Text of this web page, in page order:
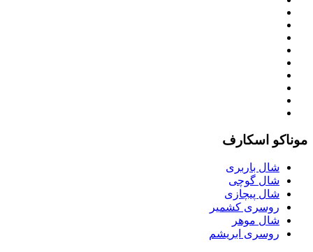
موناکو اسکارف
شال باربری
شال گوچی
شال پیچازی
روسری کشمیر
شال موهر
روسری ابریشم